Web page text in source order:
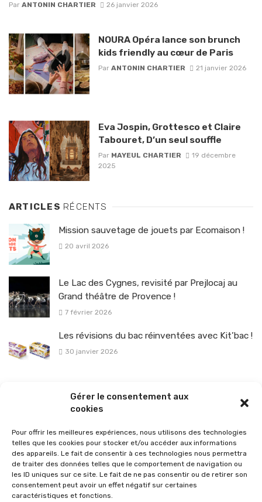
Gérer le consentement aux
cookies
Pour offrir les meilleures expériences, nous utilisons des technologies
telles que les cookies pour stocker et/ou accéder aux informations
des appareils. Le fait de consentir à ces technologies nous permettra
de traiter des données telles que le comportement de navigation ou
les ID uniques sur ce site. Le fait de ne pas consentir ou de retirer son
consentement peut avoir un effet négatif sur certaines
caractéristiques et fonctions.
Par ANTONIN CHARTIER 26 janvier 2026
NOURA Opéra lance son brunch
kids friendly au cœur de Paris
Par ANTONIN CHARTIER 21 janvier 2026
Eva Jospin, Grottesco et Claire
Tabouret, D’un seul souffle
Par MAYEUL CHARTIER
19 décembre
2025
ARTICLES RÉCENTS
Mission sauvetage de jouets par Ecomaison !
20 avril 2026
Le Lac des Cygnes, revisité par Prejlocaj au
Grand théâtre de Provence !
7 février 2026
Les révisions du bac réinventées avec Kit’bac !
30 janvier 2026